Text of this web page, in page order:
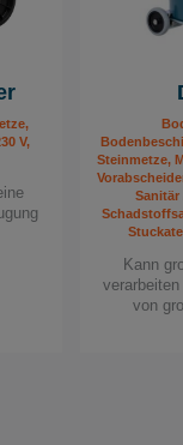
V,
Steinmetze,
Sanitär
Kann
von